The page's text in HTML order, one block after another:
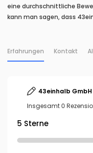
eine durchschnittliche
kann man sagen, dass
Erfahrungen Kontakt
43einhalb GmbH
Insgesamt 0
5 Sterne